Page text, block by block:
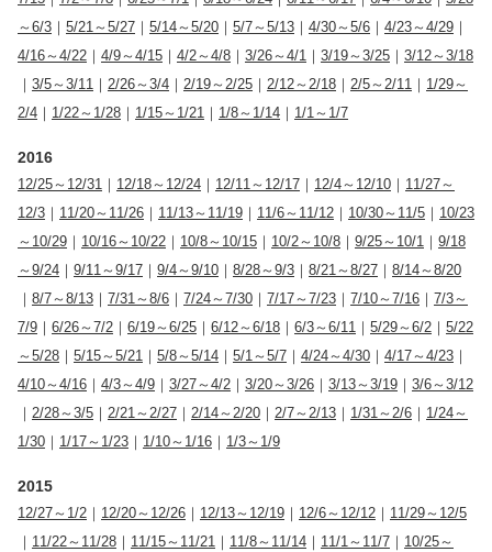
～6/3 ｜ 5/21～5/27 ｜ 5/14～5/20 ｜ 5/7～5/13 ｜ 4/30～5/6 ｜ 4/23～4/29 ｜
4/16～4/22 ｜ 4/9～4/15 ｜ 4/2～4/8 ｜ 3/26～4/1 ｜ 3/19～3/25 ｜ 3/12～3/18
｜ 3/5～3/11 ｜ 2/26～3/4 ｜ 2/19～2/25 ｜ 2/12～2/18 ｜ 2/5～2/11 ｜ 1/29～
2/4 ｜ 1/22～1/28 ｜ 1/15～1/21 ｜ 1/8～1/14 ｜ 1/1～1/7
2016
12/25～12/31 ｜ 12/18～12/24 ｜ 12/11～12/17 ｜ 12/4～12/10 ｜ 11/27～
12/3 ｜ 11/20～11/26 ｜ 11/13～11/19 ｜ 11/6～11/12 ｜ 10/30～11/5 ｜ 10/23
～10/29 ｜ 10/16～10/22 ｜ 10/8～10/15 ｜ 10/2～10/8 ｜ 9/25～10/1 ｜ 9/18
～9/24 ｜ 9/11～9/17 ｜ 9/4～9/10 ｜ 8/28～9/3 ｜ 8/21～8/27 ｜ 8/14～8/20
｜ 8/7～8/13 ｜ 7/31～8/6 ｜ 7/24～7/30 ｜ 7/17～7/23 ｜ 7/10～7/16 ｜ 7/3～
7/9 ｜ 6/26～7/2 ｜ 6/19～6/25 ｜ 6/12～6/18 ｜ 6/3～6/11 ｜ 5/29～6/2 ｜ 5/22
～5/28 ｜ 5/15～5/21 ｜ 5/8～5/14 ｜ 5/1～5/7 ｜ 4/24～4/30 ｜ 4/17～4/23 ｜
4/10～4/16 ｜ 4/3～4/9 ｜ 3/27～4/2 ｜ 3/20～3/26 ｜ 3/13～3/19 ｜ 3/6～3/12
｜ 2/28～3/5 ｜ 2/21～2/27 ｜ 2/14～2/20 ｜ 2/7～2/13 ｜ 1/31～2/6 ｜ 1/24～
1/30 ｜ 1/17～1/23 ｜ 1/10～1/16 ｜ 1/3～1/9
2015
12/27～1/2 ｜ 12/20～12/26 ｜ 12/13～12/19 ｜ 12/6～12/12 ｜ 11/29～12/5
｜ 11/22～11/28 ｜ 11/15～11/21 ｜ 11/8～11/14 ｜ 11/1～11/7 ｜ 10/25～